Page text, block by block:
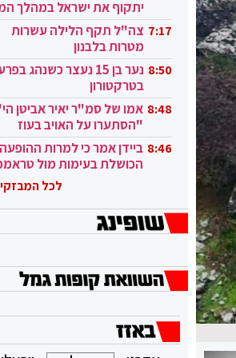
יתקוף את ישראל במהלך
בקטאר" 7:17 צה"ל תקף הלילה עשרות
מטרות בלבנון
8:50
נער בן 15 נעצר כשנהג
בטרקטורון
8:48 אמו של סמ"ר יאיר אביטן
"הסתערו על האויב בעוז
ובגבורה" 8:46 ביידן אמר כי למרות ההופעה
הכושלת בעימות מול
לכל